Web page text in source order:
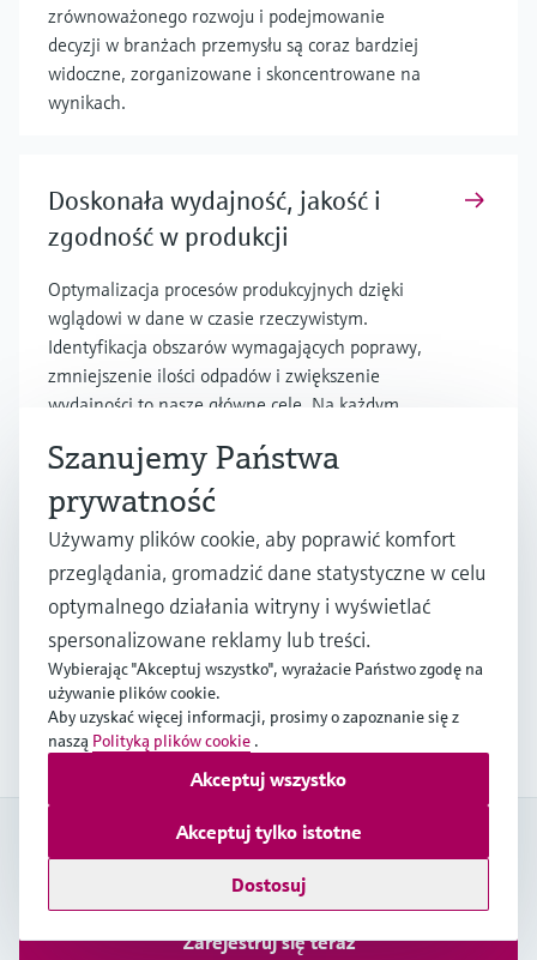
zrównoważonego rozwoju i podejmowanie
decyzji w branżach przemysłu są coraz bardziej
widoczne, zorganizowane i skoncentrowane na
wynikach.
Doskonała wydajność, jakość i
zgodność w produkcji
Optymalizacja procesów produkcyjnych dzięki
wglądowi w dane w czasie rzeczywistym.
Identyfikacja obszarów wymagających poprawy,
zmniejszenie ilości odpadów i zwiększenie
wydajności to nasze główne cele. Na każdym
Strategic energy management
through measurement
Operational efficiency in process control and
industrial applications is critical. Plant personnel
must uncover ways to save energy and costs
while maintaining safety, quality, reliability and
uptime.
Mój Endress+Hauser
Zarejestruj się teraz
Szanujemy Państwa
prywatność
Używamy plików cookie, aby poprawić komfort
przeglądania, gromadzić dane statystyczne w celu
optymalnego działania witryny i wyświetlać
spersonalizowane reklamy lub treści.
Wybierając "Akceptuj wszystko", wyrażacie Państwo zgodę na
używanie plików cookie.
Aby uzyskać więcej informacji, prosimy o zapoznanie się z
naszą Polityką plików cookie .
Dostosuj
Akceptuj tylko istotne
Akceptuj wszystko